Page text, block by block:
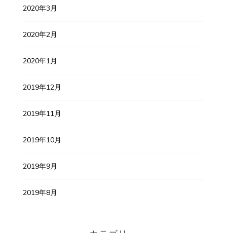
2020年3月
2020年2月
2020年1月
2019年12月
2019年11月
2019年10月
2019年9月
2019年8月